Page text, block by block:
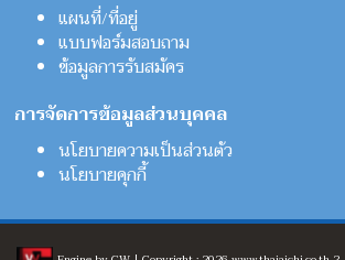
แผนที่/ที่อยู่
แบบฟอร์มสอบถาม
ข้อมูลการรับสมัคร
การจัดการข้อมูลส่วนบุคคล
นโยบายความเป็นส่วนตัว
นโยบายคุกกี้